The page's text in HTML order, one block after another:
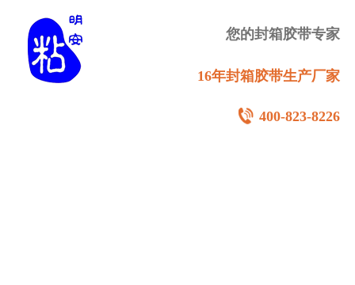
您的封箱胶带专家
16年封箱胶带生产厂家
400-823-8226